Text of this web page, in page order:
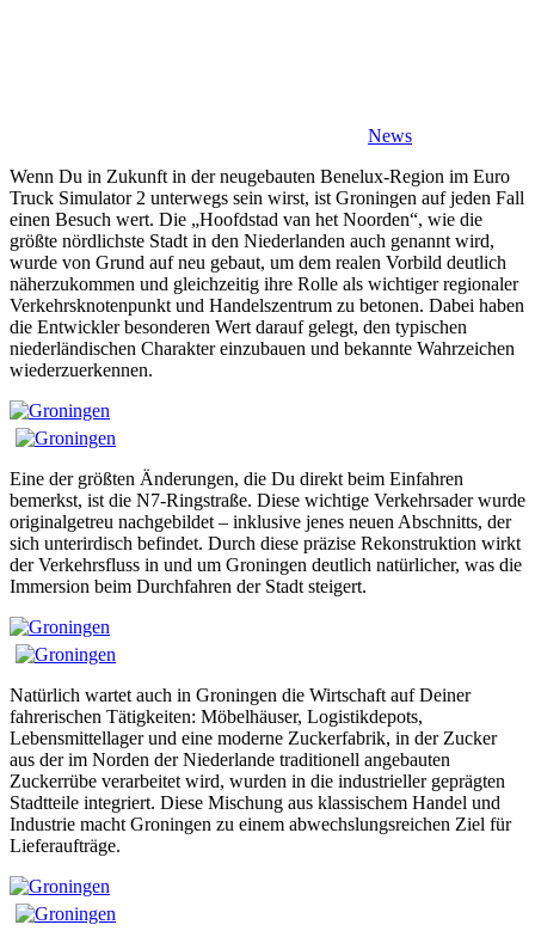
News
Wenn Du in Zukunft in der neugebauten Benelux-Region im Euro
Truck Simulator 2 unterwegs sein wirst, ist Groningen auf jeden Fall
einen Besuch wert. Die „Hoofdstad van het Noorden“, wie die
größte nördlichste Stadt in den Niederlanden auch genannt wird,
wurde von Grund auf neu gebaut, um dem realen Vorbild deutlich
näherzukommen und gleichzeitig ihre Rolle als wichtiger regionaler
Verkehrsknotenpunkt und Handelszentrum zu betonen. Dabei haben
die Entwickler besonderen Wert darauf gelegt, den typischen
niederländischen Charakter einzubauen und bekannte Wahrzeichen
wiederzuerkennen.
Eine der größten Änderungen, die Du direkt beim Einfahren
bemerkst, ist die N7-Ringstraße. Diese wichtige Verkehrsader wurde
originalgetreu nachgebildet – inklusive jenes neuen Abschnitts, der
sich unterirdisch befindet. Durch diese präzise Rekonstruktion wirkt
der Verkehrsfluss in und um Groningen deutlich natürlicher, was die
Immersion beim Durchfahren der Stadt steigert.
Natürlich wartet auch in Groningen die Wirtschaft auf Deiner
fahrerischen Tätigkeiten: Möbelhäuser, Logistikdepots,
Lebensmittellager und eine moderne Zuckerfabrik, in der Zucker
aus der im Norden der Niederlande traditionell angebauten
Zuckerrübe verarbeitet wird, wurden in die industrieller geprägten
Stadtteile integriert. Diese Mischung aus klassischem Handel und
Industrie macht Groningen zu einem abwechslungsreichen Ziel für
Lieferaufträge.